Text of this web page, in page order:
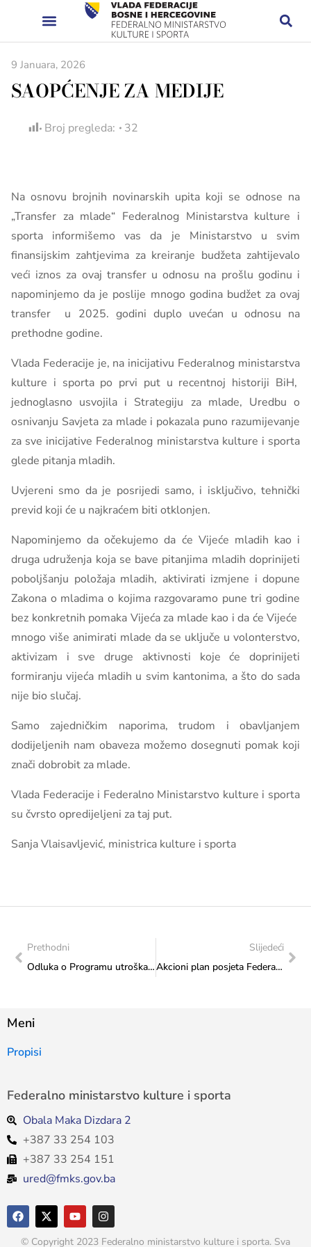
9 Januara, 2026
SAOPĆENJE ZA MEDIJE
Broj pregleda: 32
Na osnovu brojnih novinarskih upita koji se odnose na
„Transfer za mlade“ Federalnog Ministarstva kulture i
sporta informišemo vas da je Ministarstvo u svim
finansijskim zahtjevima za kreiranje budžeta zahtijevalo
veći iznos za ovaj transfer u odnosu na prošlu godinu i
napominjemo da je poslije mnogo godina budžet za ovaj
transfer u 2025. godini duplo uvećan u odnosu na
prethodne godine.
Vlada Federacije je, na inicijativu Federalnog ministarstva
kulture i sporta po prvi put u recentnoj historiji BiH,
jednoglasno usvojila i Strategiju za mlade, Uredbu o
osnivanju Savjeta za mlade i pokazala puno razumijevanje
za sve inicijative Federalnog ministarstva kulture i sporta
glede pitanja mladih.
Uvjereni smo da je posrijedi samo, i isključivo, tehnički
previd koji će u najkraćem biti otklonjen.
Napominjemo da očekujemo da će Vijeće mladih kao i
druga udruženja koja se bave pitanjima mladih doprinijeti
poboljšanju položaja mladih, aktivirati izmjene i dopune
Zakona o mladima o kojima razgovaramo pune tri godine
bez konkretnih pomaka Vijeća za mlade kao i da će Vijeće
mnogo više animirati mlade da se uključe u volonterstvo,
aktivizam i sve druge aktivnosti koje će doprinijeti
formiranju vijeća mladih u svim kantonima, a što do sada
nije bio slučaj.
Samo zajedničkim naporima, trudom i obavljanjem
dodijeljenih nam obaveza možemo dosegnuti pomak koji
znači dobrobit za mlade.
Vlada Federacije i Federalno Ministarstvo kulture i sporta
su čvrsto opredijeljeni za taj put.
Sanja Vlaisavljević, ministrica kulture i sporta
Prethodni
Odluka o Programu utroška sredstava za 2025. godinu, JP „Filmski Centar Sarajevo“ d.o.o.
Slijedeći
Akcioni plan posjeta Federalnog ministarstva kulture i sporta: Motociklistički savez Bosne i Hercegovine Kreševo
Meni
Propisi
Federalno ministarstvo kulture i sporta
Obala Maka Dizdara 2
+387 33 254 103
+387 33 254 151
ured@fmks.gov.ba
© Copyright 2023 Federalno ministarstvo kulture i sporta. Sva